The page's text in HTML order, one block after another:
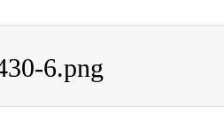
6.png